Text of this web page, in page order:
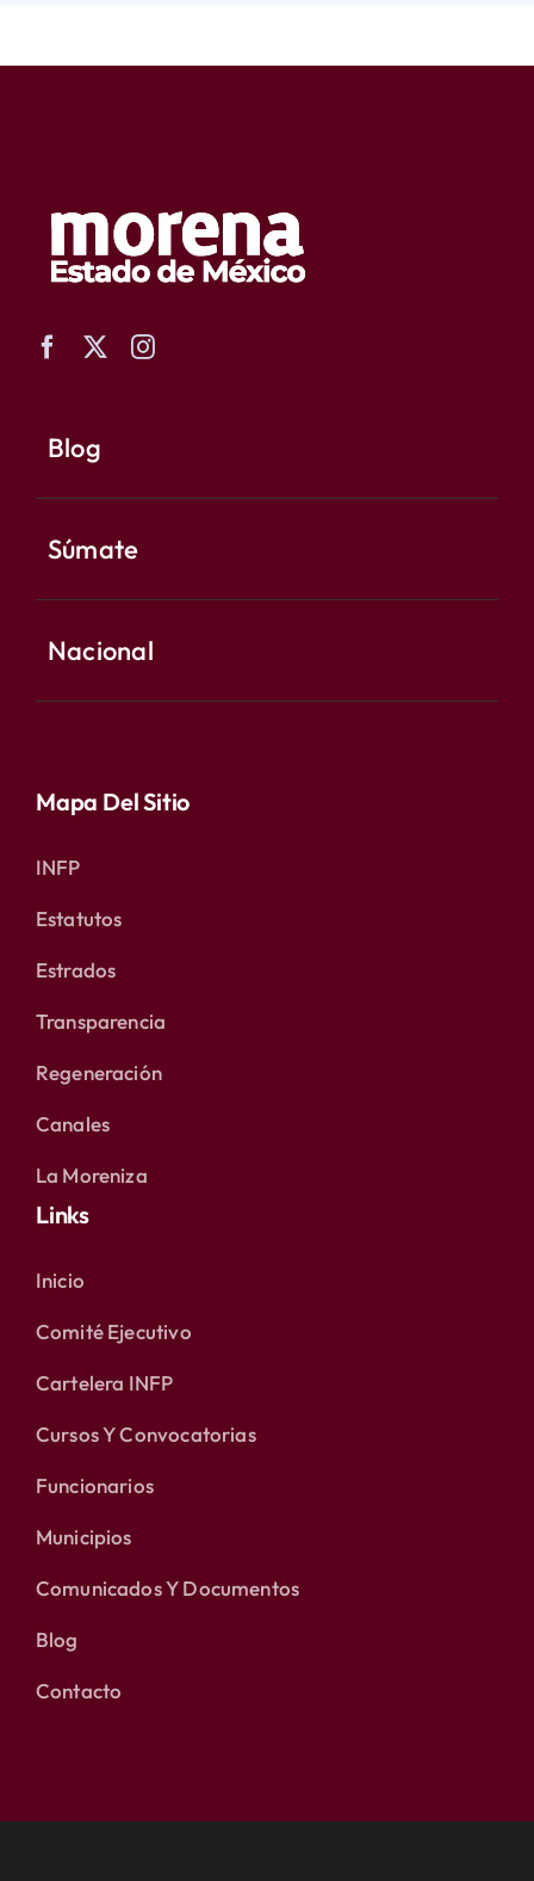
Blog
Súmate
Nacional
Mapa Del Sitio
INFP
Estatutos
Estrados
Transparencia
Regeneración
Canales
La Moreniza
Links
Inicio
Comité Ejecutivo
Cartelera INFP
Cursos Y Convocatorias
Funcionarios
Municipios
Comunicados Y Documentos
Blog
Contacto